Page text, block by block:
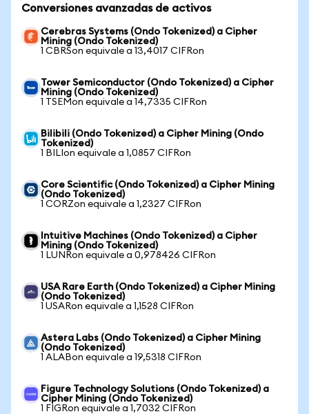
Conversiones avanzadas de activos
Cerebras Systems (Ondo Tokenized) a Cipher
Mining (Ondo Tokenized)
1 CBRSon equivale a 13,4017 CIFRon
Tower Semiconductor (Ondo Tokenized) a Cipher
Mining (Ondo Tokenized)
1 TSEMon equivale a 14,7335 CIFRon
Bilibili (Ondo Tokenized) a Cipher Mining (Ondo
Tokenized)
1 BILIon equivale a 1,0857 CIFRon
Core Scientific (Ondo Tokenized) a Cipher Mining
(Ondo Tokenized)
1 CORZon equivale a 1,2327 CIFRon
Intuitive Machines (Ondo Tokenized) a Cipher
Mining (Ondo Tokenized)
1 LUNRon equivale a 0,978426 CIFRon
USA Rare Earth (Ondo Tokenized) a Cipher Mining
(Ondo Tokenized)
1 USARon equivale a 1,1528 CIFRon
Astera Labs (Ondo Tokenized) a Cipher Mining
(Ondo Tokenized)
1 ALABon equivale a 19,5318 CIFRon
Figure Technology Solutions (Ondo Tokenized) a
Cipher Mining (Ondo Tokenized)
1 FIGRon equivale a 1,7032 CIFRon